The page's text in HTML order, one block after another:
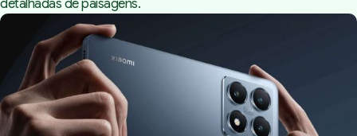
detalhadas de paisagens.